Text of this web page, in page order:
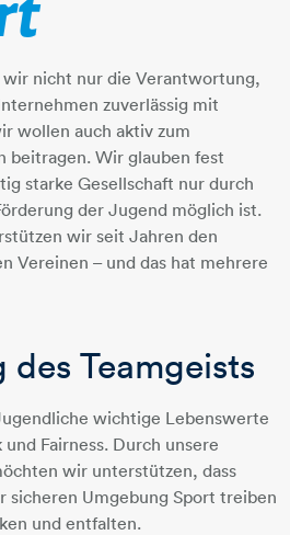
nicht nur die Verantwortung,
zuverlässig mit
wollen auch aktiv zum
beitragen. Wir glauben fest
starke Gesellschaft nur durch
der Jugend möglich ist.
wir seit Jahren den
Vereinen – und das hat mehrere
des Teamgeists
wichtige Lebenswerte
Fairness. Durch unsere
wir unterstützen, dass
sicheren Umgebung Sport treiben
und entfalten.